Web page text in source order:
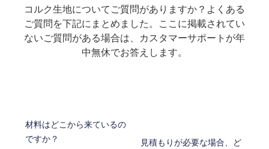
コルク生地についてご質問がありますか？よくある
ご質問を下記にまとめました。ここに掲載されてい
ないご質問がある場合は、カスタマーサポートが年
中無休でお答えします。
材料はどこから来ているの
ですか？
見積もりが必要な場合、ど